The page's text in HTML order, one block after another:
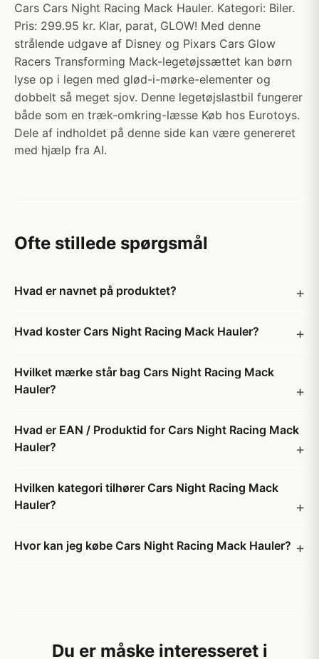
Cars Cars Night Racing Mack Hauler. Kategori: Biler.
Pris: 299.95 kr. Klar, parat, GLOW! Med denne
strålende udgave af Disney og Pixars Cars Glow
Racers Transforming Mack-legetøjssættet kan børn
lyse op i legen med glød-i-mørke-elementer og
dobbelt så meget sjov. Denne legetøjslastbil fungerer
både som en træk-omkring-læsse Køb hos Eurotoys.
Dele af indholdet på denne side kan være genereret
med hjælp fra AI.
Ofte stillede spørgsmål
Hvad er navnet på produktet?
Hvad koster Cars Night Racing Mack Hauler?
Hvilket mærke står bag Cars Night Racing Mack
Hauler?
Hvad er EAN / Produktid for Cars Night Racing Mack
Hauler?
Hvilken kategori tilhører Cars Night Racing Mack
Hauler?
Hvor kan jeg købe Cars Night Racing Mack Hauler?
Du er måske interesseret i